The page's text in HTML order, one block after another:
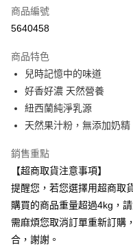
超商取貨付款
Apple Pay
街口支付
悠遊付
Google Pay
AFTEE先享後付
相關說明
【關於「AFTEE先享後付」】
AFTEE先享後付是「在收到商
便利好安心！
１．簡單：不需註冊會員、不需
商品編號
5640458
商品特色
兒時記憶中的味道
好香好濃 天然營養
紐西蘭純淨乳源
天然果汁粉，無添加奶
銷售重點
【超商取貨注意事項】
提醒您，若您選擇用超商取
購買的商品重量超過4kg，
需麻煩您取消訂單重新訂購
合，謝謝。